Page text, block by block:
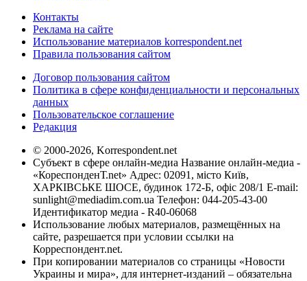
Контакты
Реклама на сайте
Использование материалов korrespondent.net
Правила пользования сайтом
Договор пользования сайтом
Политика в сфере конфиденциальности и персональных
данных
Пользовательское соглашение
Редакция
© 2000-2026, Korrespondent.net
Субъект в сфере онлайн-медиа Название онлайн-медиа -
«КореспонденТ.net» Адрес: 02091, місто Київ,
ХАРКІВСЬКЕ ШОСЕ, будинок 172-Б, офіс 208/1 E-mail:
sunlight@mediadim.com.ua Телефон: 044-205-43-00
Идентификатор медиа - R40-06068
Использование любых материалов, размещённых на
сайте, разрешается при условии ссылки на
Корреспондент.net.
При копировании материалов со страницы «Новости
Украины и мира», для интернет-изданий – обязательна